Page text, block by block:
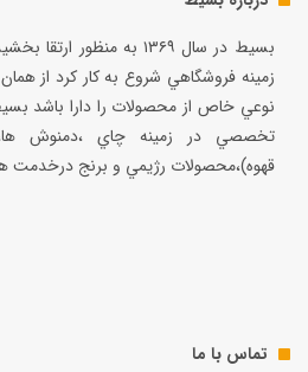
بسيط در سال ۱۳۶۹ به
زمينه فروشگاهي شروع به كار كرد از
نوعي خاص از محصولات را دارا باشد
تخصصي در زمينه چاي ،دمنوش ها،
قهوه)،محصولات رژيمي و برنج درخدمت
تماس با ما